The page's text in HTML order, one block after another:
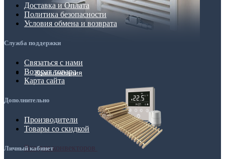
Комплектация
Все для конвекторов
Доставка и Оплата
Политика безопасности
Условия обмена и возврата
Служба поддержки
Связаться с нами
Возврат товара
Карта сайта
Дополнительно
Производители
Товары со скидкой
Личный кабинет